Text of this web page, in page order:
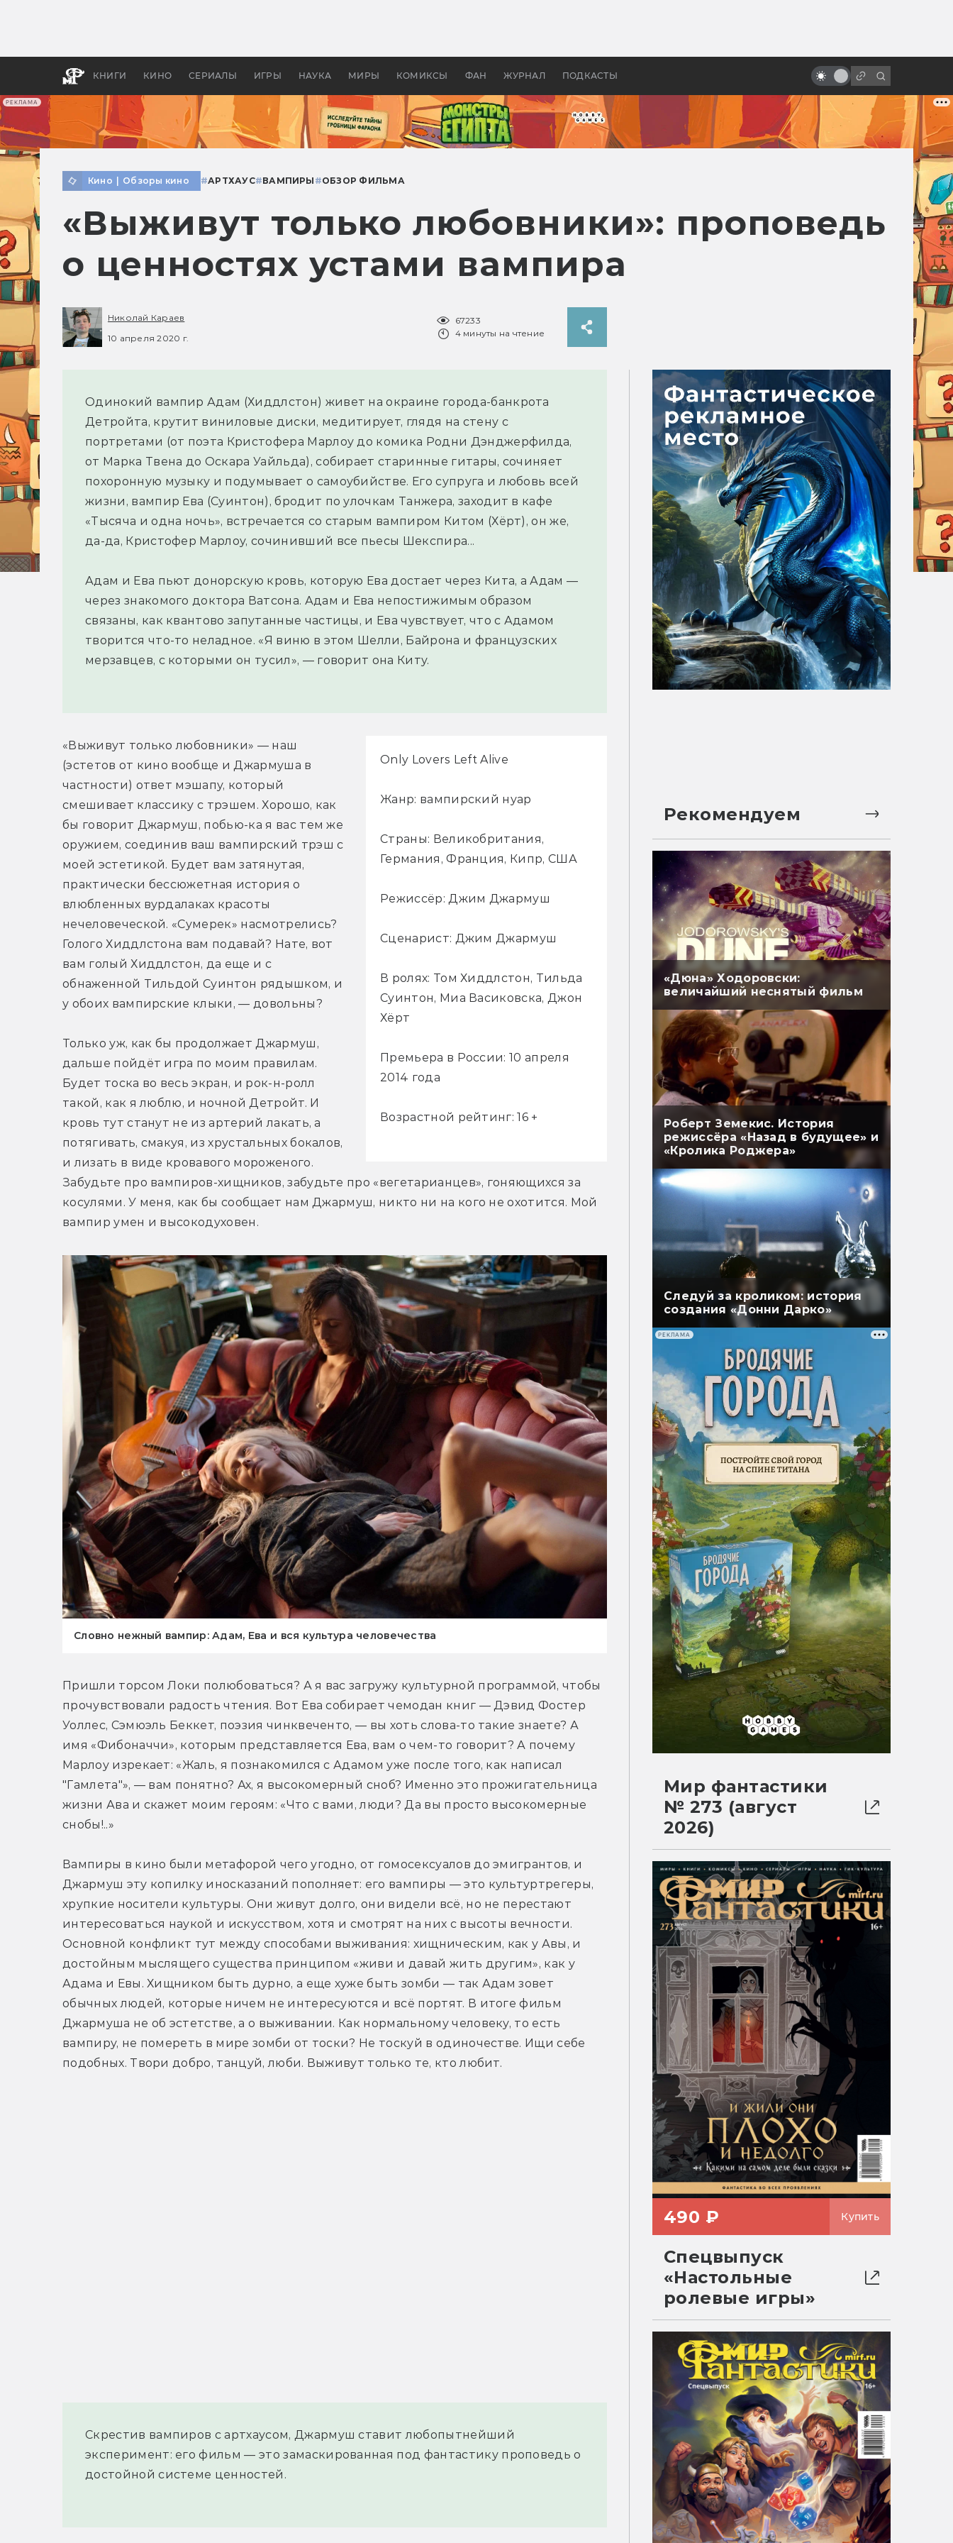
РЕКЛАМА
КНИГИ КИНО СЕРИАЛЫ ИГРЫ НАУКА МИРЫ КОМИКСЫ ФАН ЖУРНАЛ ПОДКАСТЫ
апокалипсис, в России —
бы «Властелина колец»
инопланетян и будущее
Кино Обзоры кино #АРТХАУС#ВАМПИРЫ #ОБЗОР ФИЛЬМА
«Выживут только любовники»: проповедь
о ценностях устами вампира
Николай Караев
10 апреля 2020 г.
67233
4 минуты на чтение
Одинокий вампир Адам (Хиддлстон) живет на окраине города-банкрота
Детройта, крутит виниловые диски, медитирует, глядя на стену с
портретами (от поэта Кристофера Марлоу до комика Родни Дэнджерфилда,
от Марка Твена до Оскара Уайльда), собирает старинные гитары, сочиняет
похоронную музыку и подумывает о самоубийстве. Его супруга и любовь всей
жизни, вампир Ева (Суинтон), бродит по улочкам Танжера, заходит в кафе
«Тысяча и одна ночь», встречается со старым вампиром Китом (Хёрт), он же,
да-да, Кристофер Марлоу, сочинивший все пьесы Шекспира...
Адам и Ева пьют донорскую кровь, которую Ева достает через Кита, а Адам —
через знакомого доктора Ватсона. Адам и Ева непостижимым образом
связаны, как квантово запутанные частицы, и Ева чувствует, что с Адамом
творится что-то неладное. «Я виню в этом Шелли, Байрона и французских
мерзавцев, с которыми он тусил», — говорит она Киту.
Only Lovers Left Alive
Жанр: вампирский нуар
Страны: Великобритания,
Германия, Франция, Кипр, США
Режиссёр: Джим Джармуш
Сценарист: Джим Джармуш
В ролях: Том Хиддлстон, Тильда
Суинтон, Миа Васиковска, Джон
Хёрт
Премьера в России: 10 апреля
2014 года
Возрастной рейтинг: 16 +
«Выживут только любовники» — наш
(эстетов от кино вообще и Джармуша в
частности) ответ мэшапу, который
смешивает классику с трэшем. Хорошо, как
бы говорит Джармуш, побью-ка я вас тем же
оружием, соединив ваш вампирский трэш с
моей эстетикой. Будет вам затянутая,
практически бессюжетная история о
влюбленных вурдалаках красоты
нечеловеческой. «Сумерек» насмотрелись?
Голого Хиддлстона вам подавай? Нате, вот
вам голый Хиддлстон, да еще и с
обнаженной Тильдой Суинтон рядышком, и
у обоих вампирские клыки, — довольны?
Только уж, как бы продолжает Джармуш,
дальше пойдёт игра по моим правилам.
Будет тоска во весь экран, и рок-н-ролл
такой, как я люблю, и ночной Детройт. И
кровь тут станут не из артерий лакать, а
потягивать, смакуя, из хрустальных бокалов,
и лизать в виде кровавого мороженого.
Забудьте про вампиров-хищников, забудьте про «вегетарианцев», гоняющихся за
косулями. У меня, как бы сообщает нам Джармуш, никто ни на кого не охотится. Мой
вампир умен и высокодуховен.
Словно нежный вампир: Адам, Ева и вся культура человечества
Пришли торсом Локи полюбоваться? А я вас загружу культурной программой, чтобы
прочувствовали радость чтения. Вот Ева собирает чемодан книг — Дэвид Фостер
Уоллес, Сэмюэль Беккет, поэзия чинквеченто, — вы хоть слова-то такие знаете? А
имя «Фибоначчи», которым представляется Ева, вам о чем-то говорит? А почему
Марлоу изрекает: «Жаль, я познакомился с Адамом уже после того, как написал
"Гамлета"», — вам понятно? Ах, я высокомерный сноб? Именно это прожигательница
жизни Ава и скажет моим героям: «Что с вами, люди? Да вы просто высокомерные
снобы!..»
Вампиры в кино были метафорой чего угодно, от гомосексуалов до эмигрантов, и
Джармуш эту копилку иносказаний пополняет: его вампиры — это культуртрегеры,
хрупкие носители культуры. Они живут долго, они видели всё, но не перестают
интересоваться наукой и искусством, хотя и смотрят на них с высоты вечности.
Основной конфликт тут между способами выживания: хищническим, как у Авы, и
достойным мыслящего существа принципом «живи и давай жить другим», как у
Адама и Евы. Хищником быть дурно, а еще хуже быть зомби — так Адам зовет
обычных людей, которые ничем не интересуются и всё портят. В итоге фильм
Джармуша не об эстетстве, а о выживании. Как нормальному человеку, то есть
вампиру, не помереть в мире зомби от тоски? Не тоскуй в одиночестве. Ищи себе
подобных. Твори добро, танцуй, люби. Выживут только те, кто любит.
Скрестив вампиров с артхаусом, Джармуш ставит любопытнейший
эксперимент: его фильм — это замаскированная под фантастику проповедь о
достойной системе ценностей.
Рекомендуем
«Дюна» Ходоровски:
величайший неснятый фильм
Роберт Земекис. История
режиссёра «Назад в будущее» и
«Кролика Роджера»
Следуй за кроликом: история
создания «Донни Дарко»
РЕКЛАМА
Мир фантастики
№ 273 (август
2026)
490 ₽ Купить
Спецвыпуск
«Настольные
ролевые игры»